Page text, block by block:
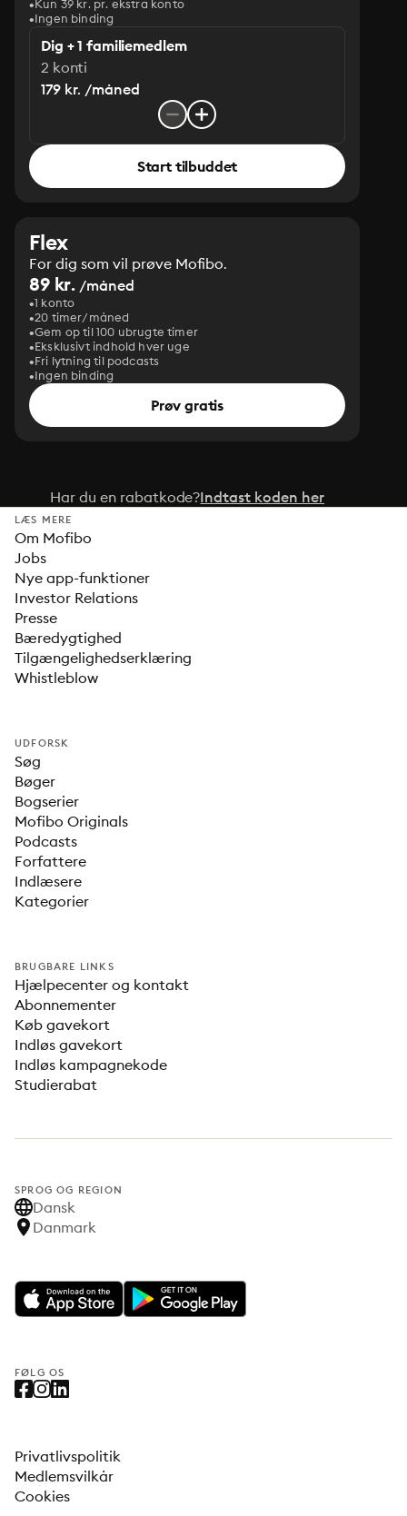
Kun 39 kr. pr. ekstra konto
Ingen binding
Dig + 1 familiemedlem
2 konti
179 kr. /måned
Start tilbuddet
Flex
For dig som vil prøve Mofibo.
89 kr. /måned
1 konto
20 timer/måned
Gem op til 100 ubrugte timer
Eksklusivt indhold hver uge
Fri lytning til podcasts
Ingen binding
Prøv gratis
Har du en rabatkode?Indtast koden her
LÆS MERE
Om Mofibo
Jobs
Nye app-funktioner
Investor Relations
Presse
Bæredygtighed
Tilgængelighedserklæring
Whistleblow
UDFORSK
Søg
Bøger
Bogserier
Mofibo Originals
Podcasts
Forfattere
Indlæsere
Kategorier
BRUGBARE LINKS
Hjælpecenter og kontakt
Abonnementer
Køb gavekort
Indløs gavekort
Indløs kampagnekode
Studierabat
SPROG OG REGION
Dansk
Danmark
FØLG OS
Privatlivspolitik
Medlemsvilkår
Cookies